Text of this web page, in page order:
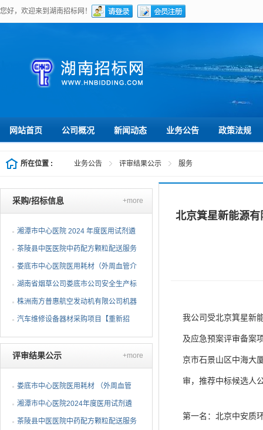
您好，欢迎来到湖南招标网！
网站首页 公司概况 新闻动态 业务公告 政策法规
所在位置 : 业务公告 评审结果公示 服务
北京箕星新能源
我公司受北京箕星新
及应急预案评审备案
京市石景山区中海大
审，推荐中标候选人
第一名：北京中安质
采购/招标信息 +more
湘潭市中心医院 2024 年度医用试剂遴
选项目（第三次）公开...
茶陵县中医医院中药配方颗粒配送服务
项目 公开招标公告
娄底市中心医院医用耗材（外周血管介
入耗材）遴选项目招标...
湖南省烟草公司娄底市公司安全生产标
准化二级达标复评技术...
株洲南方普惠航空发动机有限公司机器
人去毛刺项目（第二次...
汽车维修设备器材采购项目【重新招
标】招标公告
评审结果公示 +more
娄底市中心医院医用耗材 （外周血管
介入耗材）遴选项目中...
湘潭市中心医院2024年度医用试剂遴
选项目（第三次）中选候...
茶陵县中医医院中药配方颗粒配送服务